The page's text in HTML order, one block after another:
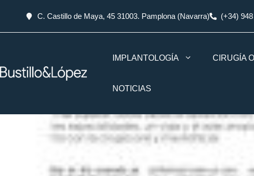
C. Castillo de Maya, 45 31003. Pamplona (Navarra) (+34)
IMPLANTOLOGÍA CIRUGÍA
NOTICIAS